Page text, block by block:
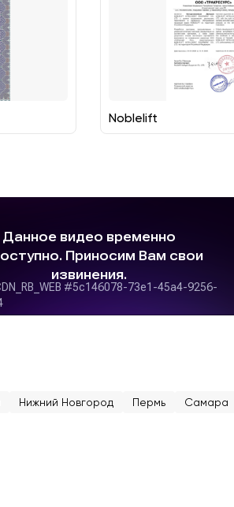
Noblelift
Нижний Новгород Пермь Самара